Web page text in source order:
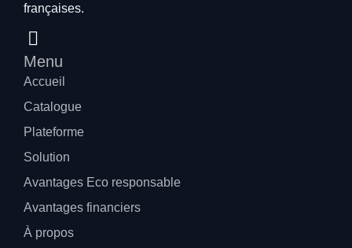
françaises.
Menu
Accueil
Catalogue
Plateforme
Solution
Avantages Eco responsable
Avantages financiers
À propos